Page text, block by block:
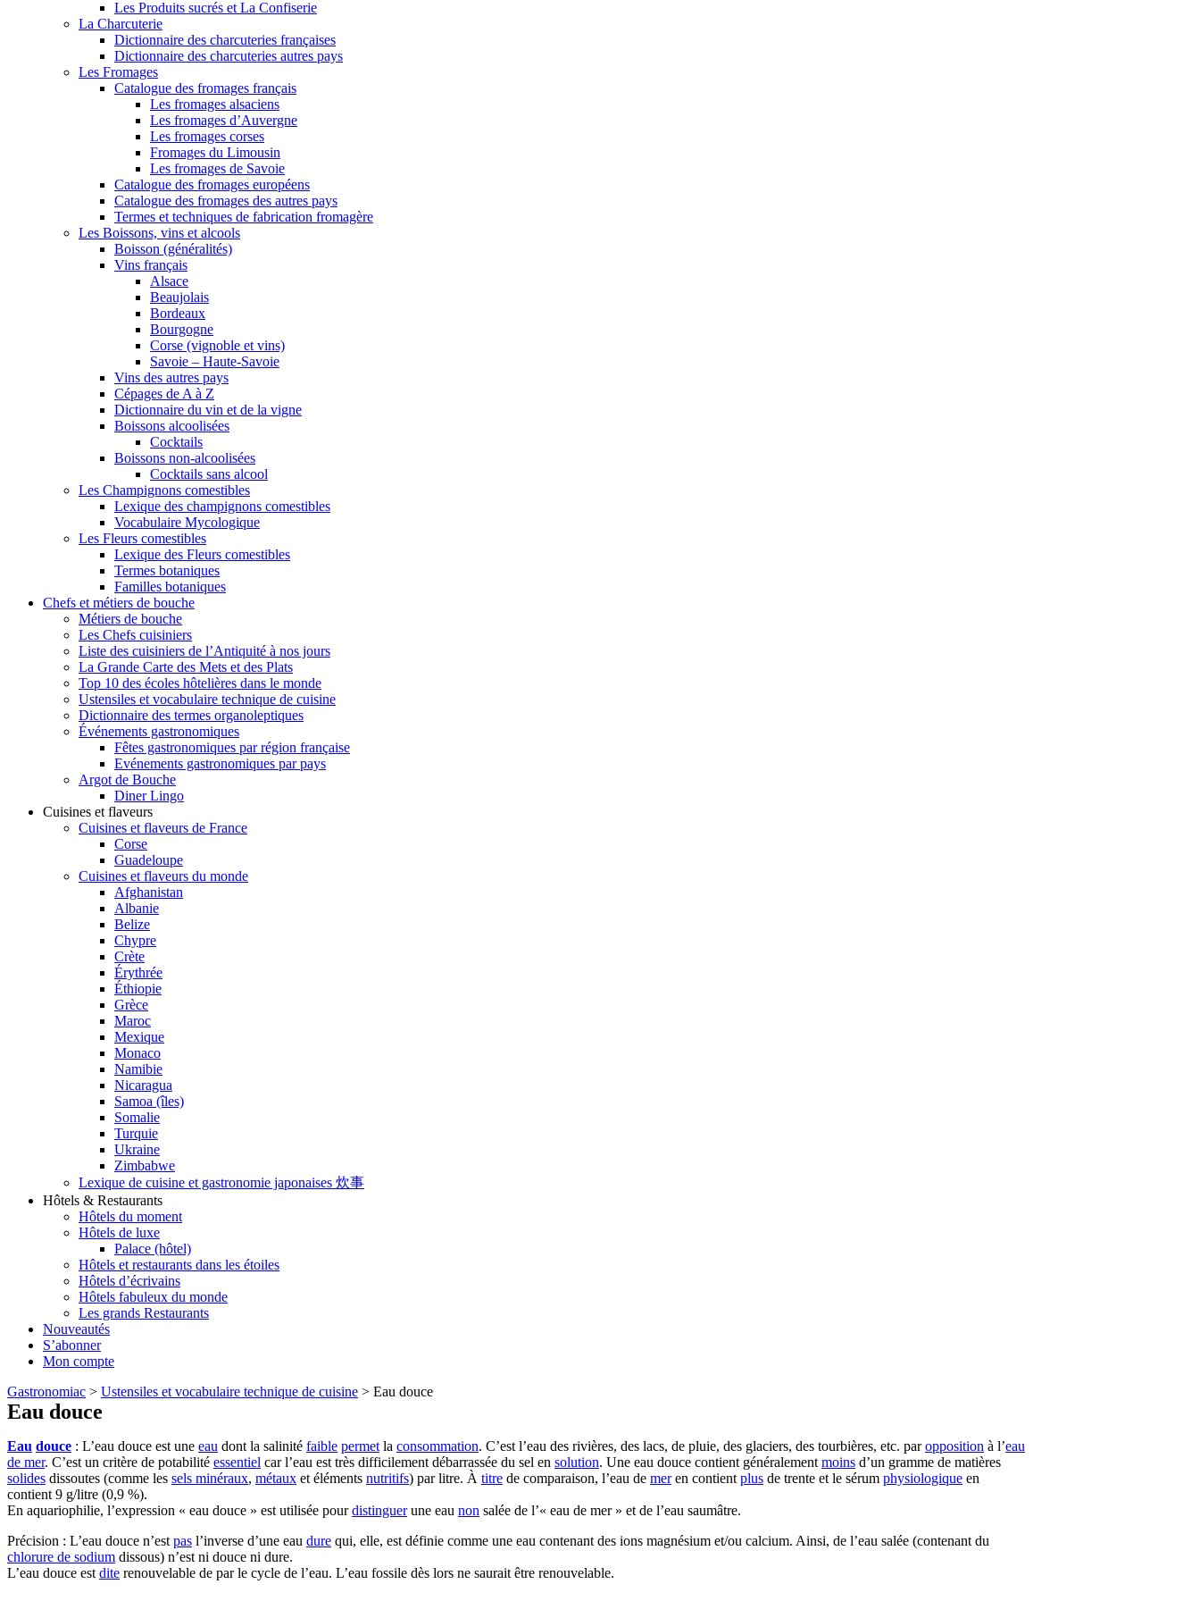
Les Produits sucrés et La Confiserie
La Charcuterie
Dictionnaire des charcuteries françaises
Dictionnaire des charcuteries autres pays
Les Fromages
Catalogue des fromages français
Les fromages alsaciens
Les fromages d’Auvergne
Les fromages corses
Fromages du Limousin
Les fromages de Savoie
Catalogue des fromages européens
Catalogue des fromages des autres pays
Termes et techniques de fabrication fromagère
Les Boissons, vins et alcools
Boisson (généralités)
Vins français
Alsace
Beaujolais
Bordeaux
Bourgogne
Corse (vignoble et vins)
Savoie – Haute-Savoie
Vins des autres pays
Cépages de A à Z
Dictionnaire du vin et de la vigne
Boissons alcoolisées
Cocktails
Boissons non-alcoolisées
Cocktails sans alcool
Les Champignons comestibles
Lexique des champignons comestibles
Vocabulaire Mycologique
Les Fleurs comestibles
Lexique des Fleurs comestibles
Termes botaniques
Familles botaniques
Chefs et métiers de bouche
Métiers de bouche
Les Chefs cuisiniers
Liste des cuisiniers de l’Antiquité à nos jours
La Grande Carte des Mets et des Plats
Top 10 des écoles hôtelières dans le monde
Ustensiles et vocabulaire technique de cuisine
Dictionnaire des termes organoleptiques
Événements gastronomiques
Fêtes gastronomiques par région française
Evénements gastronomiques par pays
Argot de Bouche
Diner Lingo
Cuisines et flaveurs
Cuisines et flaveurs de France
Corse
Guadeloupe
Cuisines et flaveurs du monde
Afghanistan
Albanie
Belize
Chypre
Crète
Érythrée
Éthiopie
Grèce
Maroc
Mexique
Monaco
Namibie
Nicaragua
Samoa (îles)
Somalie
Turquie
Ukraine
Zimbabwe
Lexique de cuisine et gastronomie japonaises 炊事
Hôtels & Restaurants
Hôtels du moment
Hôtels de luxe
Palace (hôtel)
Hôtels et restaurants dans les étoiles
Hôtels d’écrivains
Hôtels fabuleux du monde
Les grands Restaurants
Nouveautés
S’abonner
Mon compte
Gastronomiac > Ustensiles et vocabulaire technique de cuisine > Eau douce
Eau douce
Eau douce : L’eau douce est une eau dont la salinité faible permet la consommation. C’est l’eau des rivières, des lacs, de pluie, des glaciers, des tourbières, etc. paropposition à l’eau
de mer. C’est un critère de potabilité essentiel car l’eau est très difficilement débarrassée du sel en solution. Une eau douce contient généralement moins d’un gramme de matières
solides dissoutes (comme les sels minéraux, métaux et éléments nutritifs) par litre. À titre de comparaison, l’eau de meren contient plus de trente et le sérum physiologique en
contient 9 g/litre (0,9 %).
En aquariophilie, l’expression « eau douce » est utilisée pourdistinguerune eau non salée de l’« eau de mer » et de l’eau saumâtre.
Précision : L’eau douce n’est pas l’inverse d’une eau dure qui, elle, est définie comme une eau contenant des ions magnésium et/ou calcium. Ainsi, de l’eau salée (contenant du
chlorure de sodium dissous) n’est ni douce ni dure.
L’eau douce est dite renouvelable de par le cycle de l’eau. L’eau fossile dès lors ne saurait être renouvelable.